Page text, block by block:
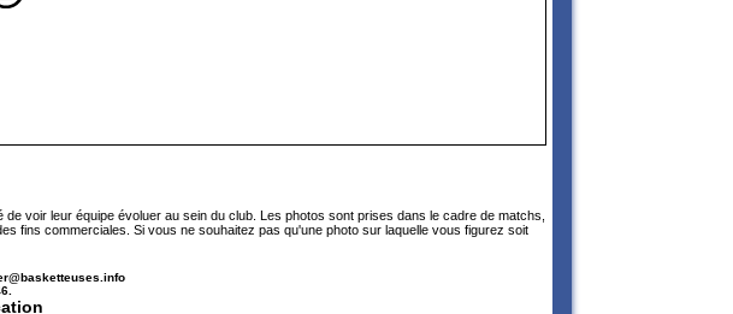
voir leur équipe évoluer au sein du club. Les photos sont prises dans le cadre de matchs,
fins commerciales. Si vous ne souhaitez pas qu'une photo sur laquelle vous figurez soit